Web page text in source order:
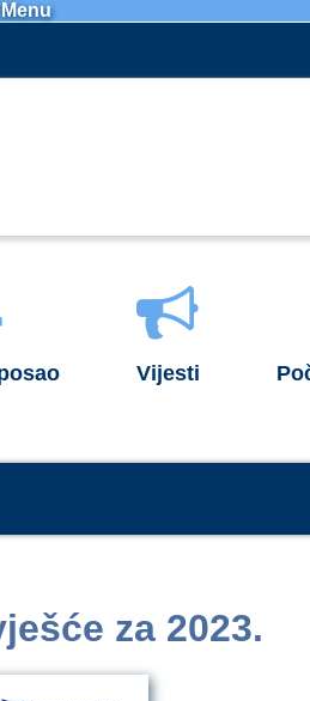
Menu
Vijesti
za 2023.